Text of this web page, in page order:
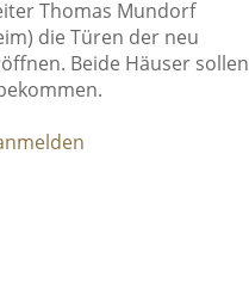
e
n
n
n
Thomas Mundorf
die Türen der neu
Beide Häuser sollen